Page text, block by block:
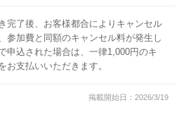
完了後、お客様都合によりキャンセル
参加費と同額のキャンセル料が発生し
申込された場合は、一律1,000円のキ
お支払いいただきます。
掲載開始日：2026/3/19